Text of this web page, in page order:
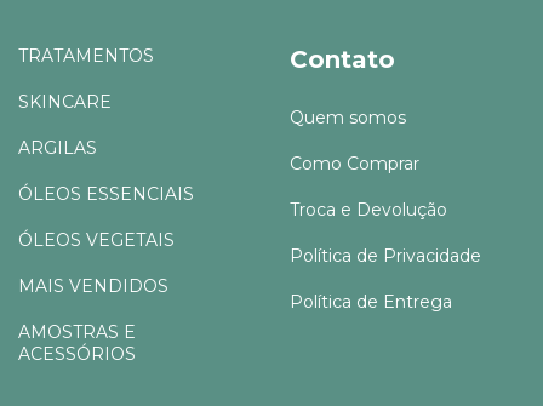
TRATAMENTOS
SKINCARE
ARGILAS
ÓLEOS ESSENCIAIS
ÓLEOS VEGETAIS
MAIS VENDIDOS
AMOSTRAS E
ACESSÓRIOS
Contato
Quem somos
Como Comprar
Troca e Devolução
Política de Privacidade
Política de Entrega